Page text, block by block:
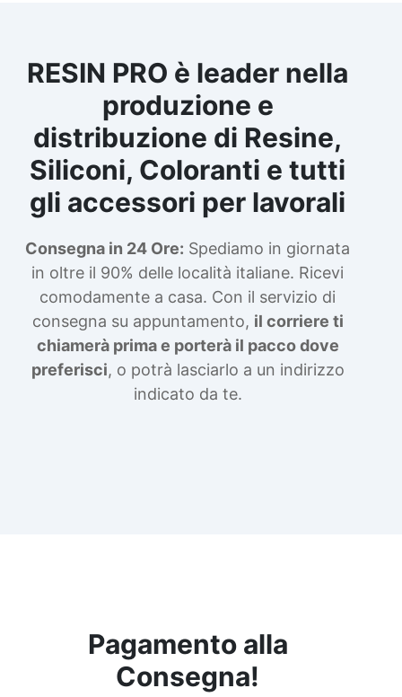
RESIN PRO è leader nella
produzione e
distribuzione di Resine,
Siliconi, Coloranti e tutti
gli accessori per lavorali
Consegna in 24 Ore: Spediamo in giornata
in oltre il 90% delle località italiane. Ricevi
comodamente a casa. Con il servizio di
consegna su appuntamento, il corriere ti
chiamerà prima e porterà il pacco dove
preferisci, o potrà lasciarlo a un indirizzo
indicato da te.
Pagamento alla
Consegna!